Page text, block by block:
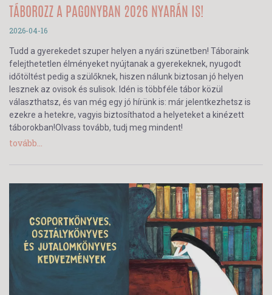
TÁBOROZZ A PAGONYBAN 2026 NYARÁN IS!
2026-04-16
Tudd a gyerekedet szuper helyen a nyári szünetben! Táboraink
felejthetetlen élményeket nyújtanak a gyerekeknek, nyugodt
időtöltést pedig a szülőknek, hiszen nálunk biztosan jó helyen
lesznek az ovisok és sulisok. Idén is többféle tábor közül
választhatsz, és van még egy jó hírünk is: már jelentkezhetsz is
ezekre a hetekre, vagyis biztosíthatod a helyeteket a kinézett
táborokban!Olvass tovább, tudj meg mindent!
tovább...